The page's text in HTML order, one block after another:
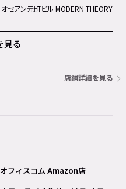
アン元町ビル MODERN THEORY
見る
店舗詳細を見る
オフィスコム Amazon店